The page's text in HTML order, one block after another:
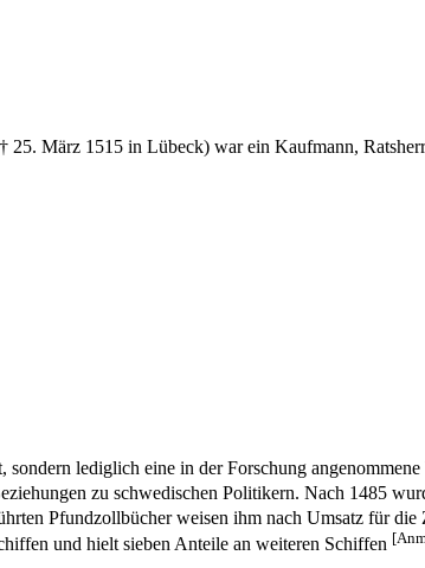
25. März 1515 in Lübeck) war ein Kaufmann,
lediglich eine in der Forschung
zu schwedischen Politikern. Nach 1485
Pfundzollbücher weisen ihm nach Umsatz für die
und hielt sieben Anteile an weiteren Schiffen